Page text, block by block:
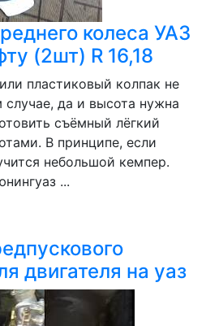
колеса УАЗ
(2шт) R 16,18
пластиковый колпак не
да и высота нужна
съёмный лёгкий
В принципе, если
небольшой кемпер.
...
двигателя на уаз